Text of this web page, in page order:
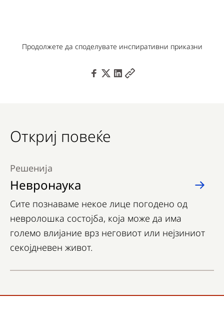
Продолжете да споделувате инспиративни приказни
Откриј повеќе
Невронаука
Решенија
Сите познаваме некое лице погодено од
невролошка состојба, која може да има
големо влијание врз неговиот или нејзиниот
секојдневен живот.